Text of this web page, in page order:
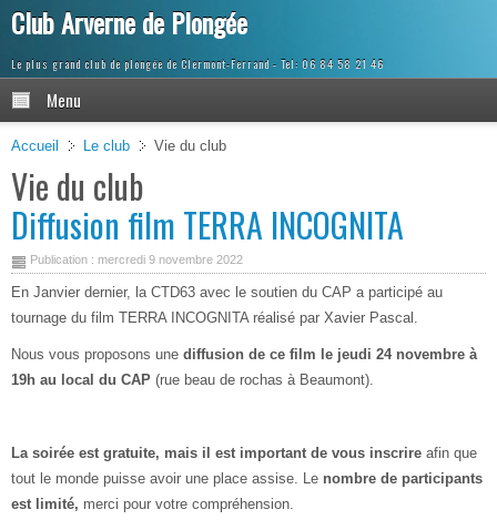
Club Arverne de Plongée
Le plus grand club de plongée de Clermont-Ferrand
Menu
Accueil Le club Vie du club
Vie du club
Diffusion film TERRA INCOGNITA
Publication : mercredi 9 novembre 2022
En Janvier dernier, la CTD63 avec le soutien du CAP a participé au
tournage du film TERRA INCOGNITA réalisé par Xavier Pascal.
Nous vous proposons une diffusion de ce film le jeudi 24 novembre à
19h au local du CAP (rue beau de rochas à Beaumont).
La soirée est gratuite, mais il est important de vous inscrire afin que
tout le monde puisse avoir une place assise. Le nombre de participants
est limité, merci pour votre compréhension.